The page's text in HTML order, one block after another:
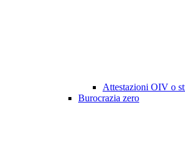
Attestazioni OIV o
Burocrazia zero